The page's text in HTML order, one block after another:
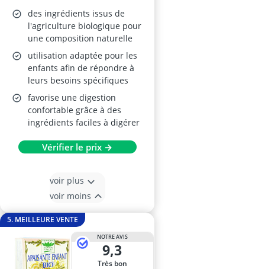
des ingrédients issus de
l'agriculture biologique pour
une composition naturelle
utilisation adaptée pour les
enfants afin de répondre à
leurs besoins spécifiques
favorise une digestion
confortable grâce à des
ingrédients faciles à digérer
Vérifier le prix →
voir plus
voir moins
5. MEILLEURE VENTE
NOTRE AVIS
9,3
Très bon